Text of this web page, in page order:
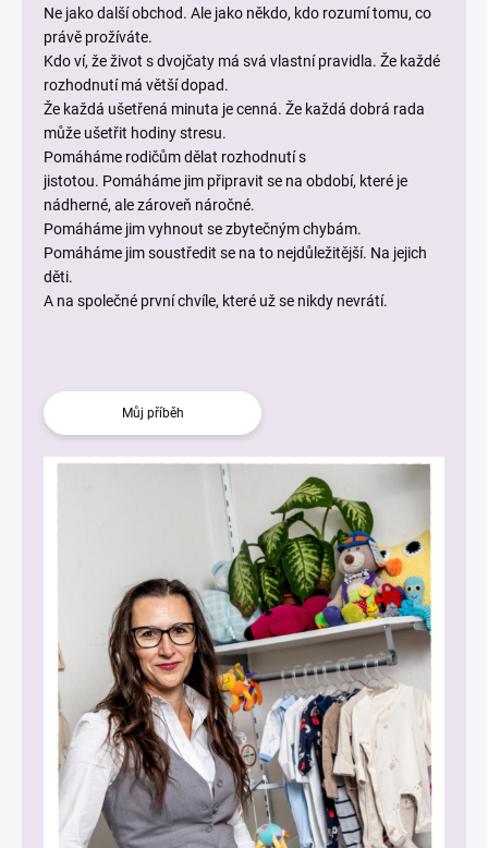
Ne jako další obchod. Ale jako někdo, kdo rozumí tomu, co
právě prožíváte.
Kdo ví, že život s dvojčaty má svá vlastní pravidla. Že každé
rozhodnutí má větší dopad.
Že každá ušetřená minuta je cenná. Že každá dobrá rada
může ušetřit hodiny stresu.
Pomáháme rodičům dělat rozhodnutí s
jistotou. Pomáháme jim připravit se na období, které je
nádherné, ale zároveň náročné.
Pomáháme jim vyhnout se zbytečným chybám.
Pomáháme jim soustředit se na to nejdůležitější. Na jejich
děti.
A na společné první chvíle, které už se nikdy nevrátí.
Můj příběh